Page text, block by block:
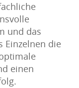
und das
Einzelnen die
einen